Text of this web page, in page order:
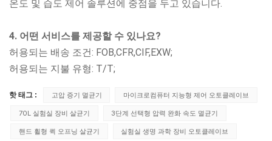
온도 및 습도 제어 솔루션에 중점을 두고 있습니다.
4. 어떤 서비스를 제공할 수 있나요?
허용되는 배송 조건: FOB,CFR,CIF,EXW;
허용되는 지불 유형: T/T;
핫 태그 : 고압 증기 멸균기 마이크로컴퓨터 지능형 제어 오토클레이브
70L 실험실 장비 살균기 3단계 선택형 압력 완화 속도 멸균기
핸드 휠형 퀵 오프닝 살균기 실험실 생명 과학 장비 오토클레이브